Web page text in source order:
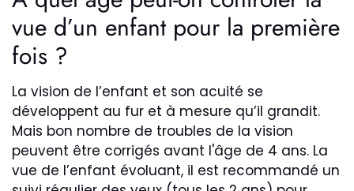
vue d’un enfant pour la première
fois ?
La vision de l’enfant et son acuité se
développent au fur et à mesure qu’il grandit.
Mais bon nombre de troubles de la vision
peuvent être corrigés avant l'âge de 4 ans. La
vue de l’enfant évoluant, il est recommandé un